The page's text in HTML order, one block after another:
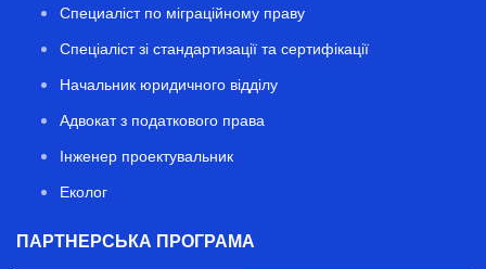
Специаліст по міграційному праву
Спеціаліст зі стандартизації та сертифікації
Начальник юридичного відділу
Адвокат з податкового права
Інженер проектувальник
Еколог
ПАРТНЕРСЬКА ПРОГРАМА